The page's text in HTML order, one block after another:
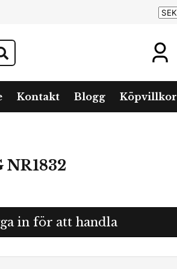
Kontakt Blogg Köpvillkor
NR1832
in för att handla